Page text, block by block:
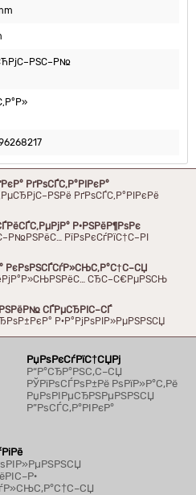
РґРѕСЃС‚Р°РІРєР°
РґРѕСЃС‚Р°РІРєРё
Р·РЅРёР¶РѕРє
РїРѕРєСѓРїС†С–РІ
РєРѕРЅСЃСѓР»СЊС‚Р°С†С–СЏ
СЂС–С€РµРЅСЊ
СЃРµСЂРІС–СЃ
Р·Р°РјРѕРІР»РµРЅРЅСЏ
РџРѕРєСѓРїС†СЏРј
Р“Р°СЂР°РЅС‚С–СЏ
РЎРїРѕСЃРѕР±Рё РѕРїР»Р°С‚Рё
РџРѕРІРµСЂРЅРµРЅРЅСЏ
Р”РѕСЃС‚Р°РІРєР°